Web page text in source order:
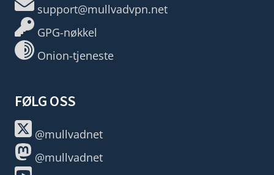
support@mullvadvpn.net
GPG-nøkkel
Onion-tjeneste
FØLG OSS
@mullvadnet
@mullvadnet